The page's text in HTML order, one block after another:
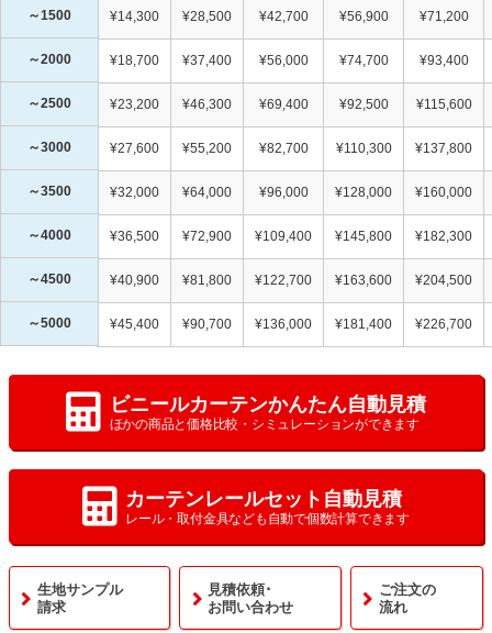
～1500 ¥14,300 ¥28,500 ¥42,700 ¥56,900 ¥71,200
～2000 ¥18,700 ¥37,400 ¥56,000 ¥74,700 ¥93,400
～2500 ¥23,200 ¥46,300 ¥69,400 ¥92,500 ¥115,600
～3000 ¥27,600 ¥55,200 ¥82,700 ¥110,300 ¥137,800
～3500 ¥32,000 ¥64,000 ¥96,000 ¥128,000 ¥160,000
～4000 ¥36,500 ¥72,900 ¥109,400 ¥145,800 ¥182,300
～4500 ¥40,900 ¥81,800 ¥122,700 ¥163,600 ¥204,500
～5000 ¥45,400 ¥90,700 ¥136,000 ¥181,400 ¥226,700
ビニールカーテンかんたん自動見積
ほかの商品と価格比較・シミュレーションができます
カーテンレールセット自動見積
レール・取付金具なども自動で個数計算できます
生地サンプル
請求
見積依頼･
お問い合わせ
ご注文の
流れ